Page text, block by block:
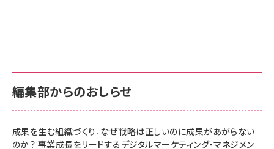
編集部からのおしらせ
成果を生む組織づくり『なぜ戦略は正しいのに成果があがらない
のか？ 事業成長をリードするデジタルマーケティング・マネジメン